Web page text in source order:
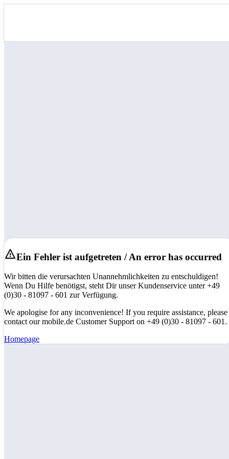
Ein Fehler ist aufgetreten / An error has occurred
Wir bitten die verursachten Unannehmlichkeiten zu entschuldigen!
Wenn Du Hilfe benötigst, steht Dir unser Kundenservice unter +49
(0)30 - 81097 - 601 zur Verfügung.
We apologise for any inconvenience! If you require assistance, please
contact our mobile.de Customer Support on +49 (0)30 - 81097 - 601.
Homepage